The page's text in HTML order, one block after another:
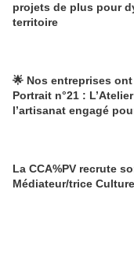
projets de plus pour
territoire
🌟 Nos entreprises
Portrait n°21 :
l’artisanat engagé
La CCA%PV recrute
Médiateur/trice